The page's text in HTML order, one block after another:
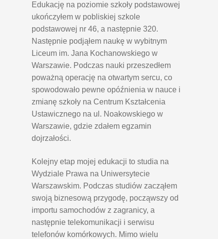
Edukację na poziomie szkoły podstawowej
ukończyłem w pobliskiej szkole
podstawowej nr 46, a następnie 320.
Następnie podjąłem naukę w wybitnym
Liceum im. Jana Kochanowskiego w
Warszawie. Podczas nauki przeszedłem
poważną operację na otwartym sercu, co
spowodowało pewne opóźnienia w nauce i
zmianę szkoły na Centrum Kształcenia
Ustawicznego na ul. Noakowskiego w
Warszawie, gdzie zdałem egzamin
dojrzałości.
Kolejny etap mojej edukacji to studia na
Wydziale Prawa na Uniwersytecie
Warszawskim. Podczas studiów zacząłem
swoją biznesową przygodę, począwszy od
importu samochodów z zagranicy, a
następnie telekomunikacji i serwisu
telefonów komórkowych. Mimo wielu